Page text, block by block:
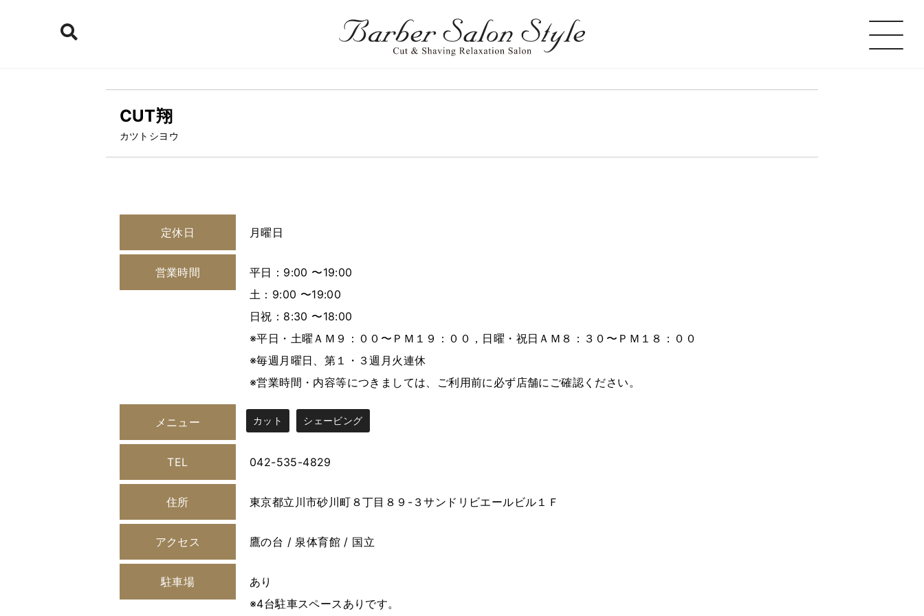
CUT翔
カツトシヨウ
定休日 月曜日
営業時間
平日：9:00 〜19:00
土：9:00 〜19:00
日祝：8:30 〜18:00
※平日・土曜ＡＭ９：００〜ＰＭ１９：００，日曜・祝日ＡＭ８：３０〜ＰＭ１８：００
※毎週月曜日、第１・３週月火連休
※営業時間・内容等につきましては、ご利用前に必ず店舗にご確認ください。
メニュー カット シェービング
TEL 042-535-4829
住所 東京都立川市砂川町８丁目８９-３サンドリビエールビル１Ｆ
アクセス 鷹の台 / 泉体育館 / 国立
駐車場
あり
※4台駐車スペースありです。